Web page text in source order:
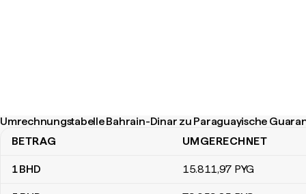
Umrechnungstabelle Bahrain-Dinar zu Paraguayische
Umrechnungstabelle Bahrain-Dinar zu Paraguayische Guaraníes
BETRAG UMGERECHNET
1BHD 15.811,97 PYG